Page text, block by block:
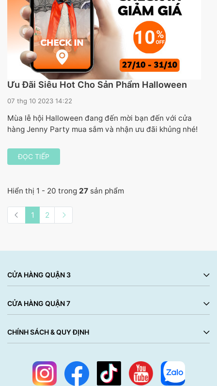
Ưu Đãi Siêu Hot Cho Sản Phẩm Halloween
07 thg 10 2023 14:22
Mùa lễ hội Halloween đang đến mời bạn đến với cửa
hàng Jenny Party mua sắm và nhận ưu đãi khủng nhé!
ĐỌC TIẾP
Hiển thị 1 - 20 trong 27 sản phẩm
1 2
CỬA HÀNG QUẬN 3
CỬA HÀNG QUẬN 7
CHÍNH SÁCH & QUY ĐỊNH